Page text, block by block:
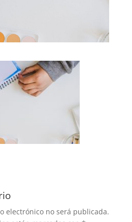
electrónico no será publicada.